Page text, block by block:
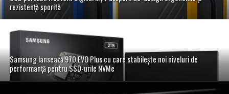
rezistență sporită
Samsung lansează 970 EVO Plus cu care stabilește noi niveluri de
performanță pentru SSD-urile NVMe